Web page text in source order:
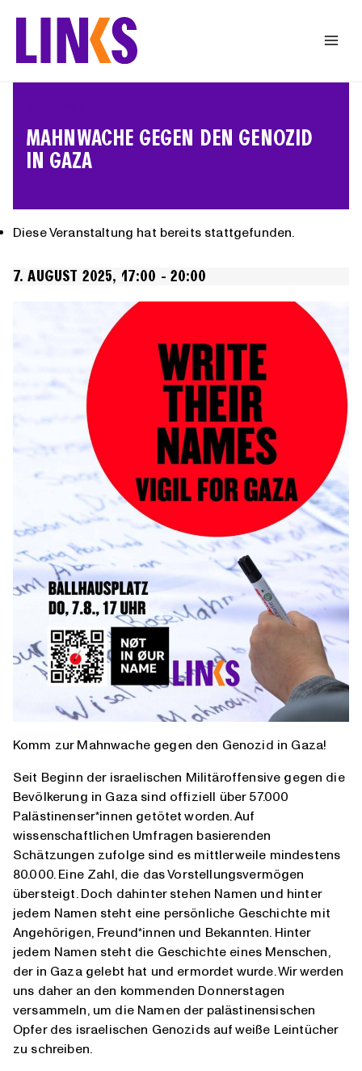
MAHNWACHE GEGEN DEN GENOZID
IN GAZA
Diese Veranstaltung hat bereits stattgefunden.
7. AUGUST 2025, 17:00 - 20:00
Komm zur Mahnwache gegen den Genozid in Gaza!
Seit Beginn der israelischen Militäroffensive gegen die
Bevölkerung in Gaza sind offiziell über 57.000
Palästinenser*innen getötet worden. Auf
wissenschaftlichen Umfragen basierenden
Schätzungen zufolge sind es mittlerweile mindestens
80.000. Eine Zahl, die das Vorstellungsvermögen
übersteigt. Doch dahinter stehen Namen und hinter
jedem Namen steht eine persönliche Geschichte mit
Angehörigen, Freund*innen und Bekannten. Hinter
jedem Namen steht die Geschichte eines Menschen,
der in Gaza gelebt hat und ermordet wurde. Wir werden
uns daher an den kommenden Donnerstagen
versammeln, um die Namen der palästinensischen
Opfer des israelischen Genozids auf weiße Leintücher
zu schreiben.